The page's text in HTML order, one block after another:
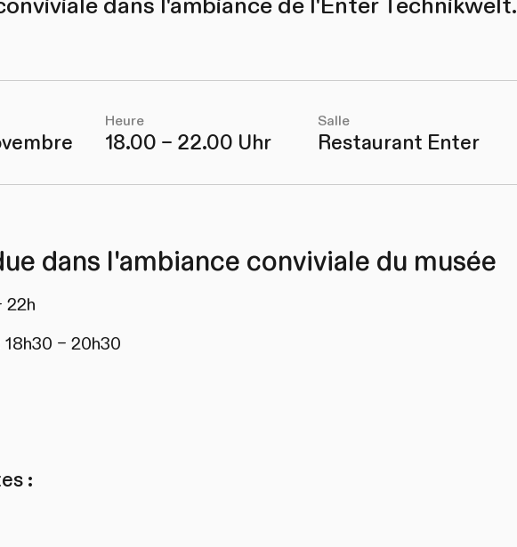
Heure
18.00 – 22.00 Uhr
Salle
Restaurant Enter
dans l'ambiance conviviale du musée
22h
– 20h30
: